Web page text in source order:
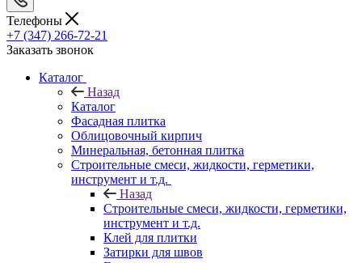
Телефоны
+7 (347) 266-72-21
Заказать звонок
Каталог
Назад
Каталог
Фасадная плитка
Облицовочный кирпич
Минеральная, бетонная плитка
Строительные смеси, жидкости, герметики,
инструмент и т.д.
Назад
Строительные смеси, жидкости, герметики,
инструмент и т.д.
Клей для плитки
Затирки для швов